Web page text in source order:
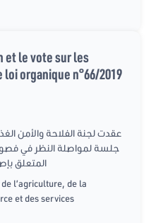
et le vote sur les
organique n°66/2019
عقدت لجنة الفلاحة والأمن
المتعلق
l’agriculture, de la
et des services